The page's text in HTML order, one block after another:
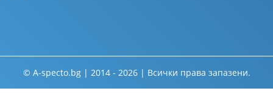
© A-specto.bg | 2014 - 2026 | Всички права запазени.